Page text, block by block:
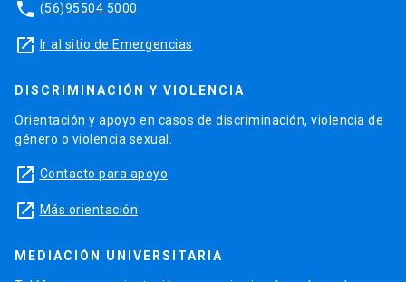
phone (56)95504 5000
launch Ir al sitio de Emergencias
DISCRIMINACIÓN Y VIOLENCIA
Orientación y apoyo en casos de discriminación, violencia de
género o violencia sexual.
launch Contacto para apoyo
launch Más orientación
MEDIACIÓN UNIVERSITARIA